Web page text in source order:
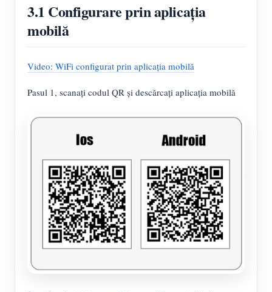
3.1 Configurare prin aplicația
mobilă
Video: WiFi configurat prin aplicația mobilă
Pasul 1, scanați codul QR și descărcați aplicația mobilă